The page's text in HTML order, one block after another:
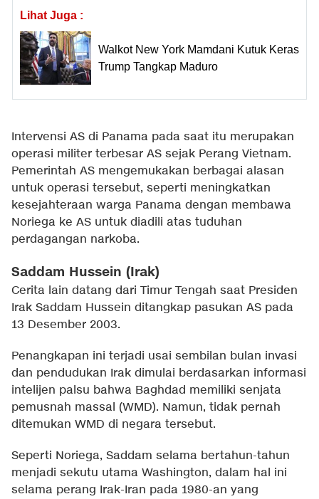
Lihat Juga :
Walkot New York Mamdani Kutuk Keras
Trump Tangkap Maduro
Intervensi AS di Panama pada saat itu merupakan
operasi militer terbesar AS sejak Perang Vietnam.
Pemerintah AS mengemukakan berbagai alasan
untuk operasi tersebut, seperti meningkatkan
kesejahteraan warga Panama dengan membawa
Noriega ke AS untuk diadili atas tuduhan
perdagangan narkoba.
Saddam Hussein (Irak)
Cerita lain datang dari Timur Tengah saat Presiden
Irak Saddam Hussein ditangkap pasukan AS pada
13 Desember 2003.
Penangkapan ini terjadi usai sembilan bulan invasi
dan pendudukan Irak dimulai berdasarkan informasi
intelijen palsu bahwa Baghdad memiliki senjata
pemusnah massal (WMD). Namun, tidak pernah
ditemukan WMD di negara tersebut.
Seperti Noriega, Saddam selama bertahun-tahun
menjadi sekutu utama Washington, dalam hal ini
selama perang Irak-Iran pada 1980-an yang